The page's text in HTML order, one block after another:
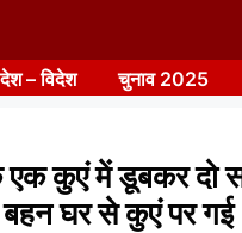
देश – विदेश चुनाव 2025
एक कुएं में डूबकर दो
बहन घर से कुएं पर गई